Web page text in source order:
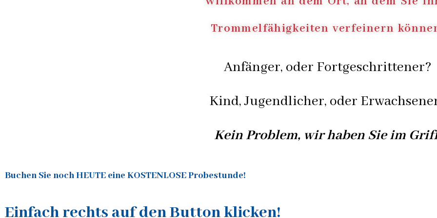
Trommelfähigkeiten verfeinern
Anfänger, oder Fortgeschrittener?
Kind, Jugendlicher, oder
Kein Problem, wir haben Sie im
Buchen Sie noch HEUTE eine KOSTENLOSE Probestunde!
Einfach rechts auf den Button klicken!